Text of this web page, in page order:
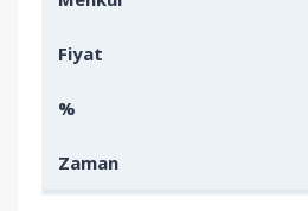
Fiyat
%
Zaman